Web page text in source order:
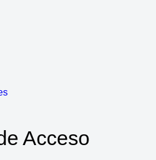
Acceso